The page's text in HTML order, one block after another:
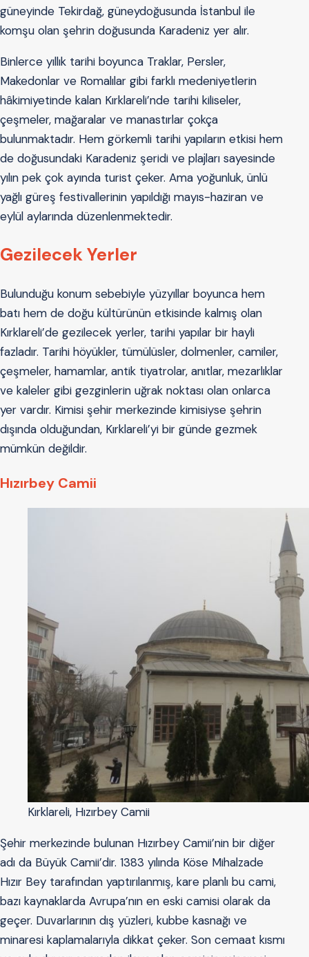
güneyinde Tekirdağ, güneydoğusunda İstanbul ile
komşu olan şehrin doğusunda Karadeniz yer alır.
Binlerce yıllık tarihi boyunca Traklar, Persler,
Makedonlar ve Romalılar gibi farklı medeniyetlerin
hâkimiyetinde kalan Kırklareli’nde tarihi kiliseler,
çeşmeler, mağaralar ve manastırlar çokça
bulunmaktadır. Hem görkemli tarihi yapıların etkisi hem
de doğusundaki Karadeniz şeridi ve plajları sayesinde
yılın pek çok ayında turist çeker. Ama yoğunluk, ünlü
yağlı güreş festivallerinin yapıldığı mayıs-haziran ve
eylül aylarında düzenlenmektedir.
Gezilecek Yerler
Bulunduğu konum sebebiyle yüzyıllar boyunca hem
batı hem de doğu kültürünün etkisinde kalmış olan
Kırklareli’de gezilecek yerler, tarihi yapılar bir hayli
fazladır. Tarihi höyükler, tümülüsler, dolmenler, camiler,
çeşmeler, hamamlar, antik tiyatrolar, anıtlar, mezarlıklar
ve kaleler gibi gezginlerin uğrak noktası olan onlarca
yer vardır. Kimisi şehir merkezinde kimisiyse şehrin
dışında olduğundan, Kırklareli’yi bir günde gezmek
mümkün değildir.
Hızırbey Camii
Kırklareli, Hızırbey Camii
Şehir merkezinde bulunan Hızırbey Camii’nin bir diğer
adı da Büyük Camii’dir. 1383 yılında Köse Mihalzade
Hızır Bey tarafından yaptırılanmış, kare planlı bu cami,
bazı kaynaklarda Avrupa’nın en eski camisi olarak da
geçer. Duvarlarının dış yüzleri, kubbe kasnağı ve
minaresi kaplamalarıyla dikkat çeker. Son cemaat kısmı